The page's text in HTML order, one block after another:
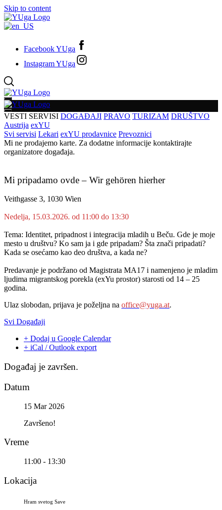
Skip to content
Facebook YUga
Instagram YUga
VESTI SERVISI DOGAĐAJI PRAVO TURIZAM DRUŠTVO
Austrija exYU
Svi servisi Lekari exYU prodavnice Prevoznici
Mi ne prodajemo karte. Za dodatne informacije kontaktirajte
organizatore događaja.
Mi pripadamo ovde – Wir gehören hierher
Veithgasse 3, 1030 Wien
Nedelja, 15.03.2026. od 11:00 do 13:30
Tema: Identitet, pripadnost i integracija mladih u Beču. Gde je moje
mesto u društvu? Ko sam ja i gde pripadam? Šta znači pripadati?
Kada se osećamo kao deo društva, a kada ne?
Predavanje je podržano od Magistrata MA17 i namenjeno je mladim
ljudima migrantskog porekla (exYu prostor) starosti od 14 – 25
godina.
Ulaz slobodan, prijava je poželjna na office@yuga.at.
Svi Događaji
+ Dodaj u Google Calendar
+ iCal / Outlook export
Događaj je završen.
Datum
15 Mar 2026
Završeno!
Vreme
11:00 - 13:30
Lokacija
Hram svetog Save